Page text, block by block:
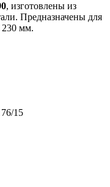
, изготовлены из
Предназначены для
230 мм.
15